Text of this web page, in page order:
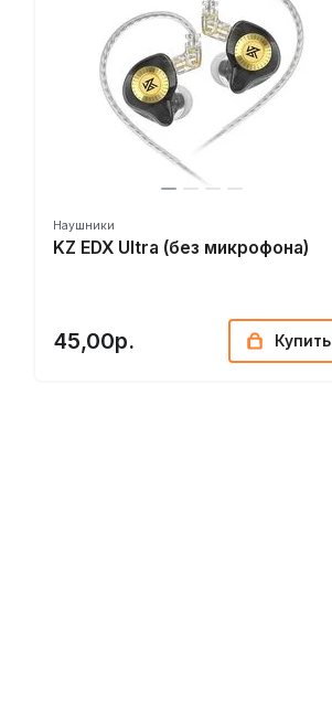
Наушники
KZ EDX Ultra (без микрофона)
45,00р. Купить